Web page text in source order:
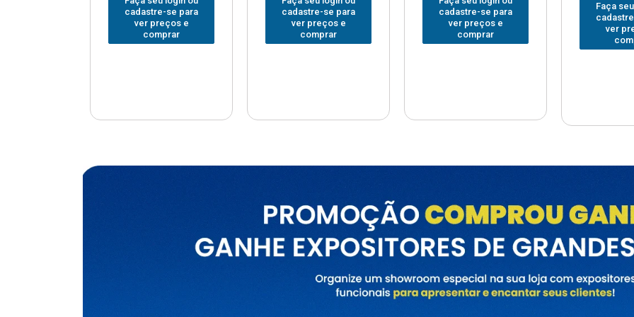
cadastre-se para
ver preços e
comprar
Faça seu login ou
cadastre-se para
ver preços e
comprar
cadastre-se para
ver preços e
comprar
ver